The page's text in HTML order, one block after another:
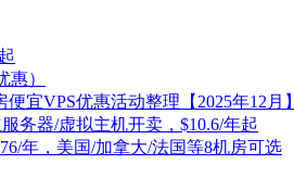
惠）
宜VPS优惠活动整理【2025年12月】
务器/虚拟主机开卖，$10.6/年起
年，美国/加拿大/法国等8机房可选